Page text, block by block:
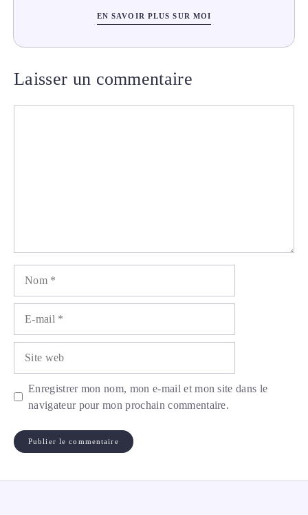
EN SAVOIR PLUS SUR MOI
Laisser un commentaire
Enregistrer mon nom, mon e-mail et mon site dans le
navigateur pour mon prochain commentaire.